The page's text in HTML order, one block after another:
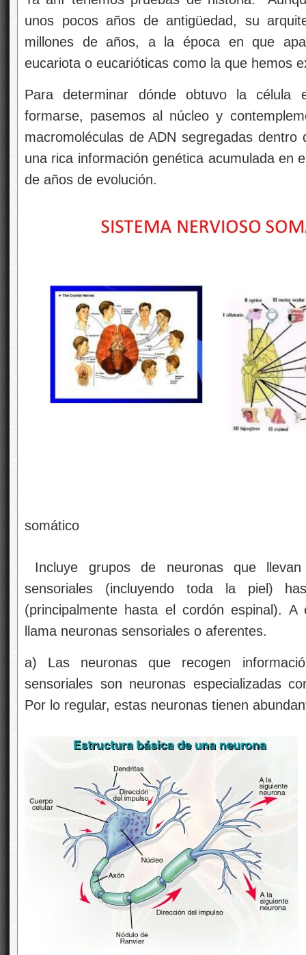
unos pocos años de antigüedad, su
millones de años, a la época en que
eucariota o eucarióticas como la que hemos
Para determinar dónde obtuvo la célula
formarse, pasemos al núcleo y
macromoléculas de ADN segregadas
una rica información genética acumulada en
de años de evolución.
somático
Incluye grupos de neuronas que
sensoriales (incluyendo toda la piel)
(principalmente hasta el cordón espinal).
llama neuronas sensoriales o aferentes.
a) Las neuronas que recogen
sensoriales son neuronas especializadas
Por lo regular, estas neuronas tienen